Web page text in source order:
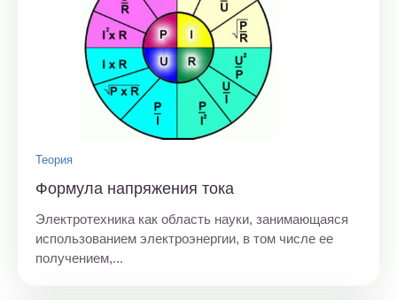
Теория
Формула напряжения тока
Электротехника как область науки, занимающаяся
использованием электроэнергии, в том числе ее
получением,...